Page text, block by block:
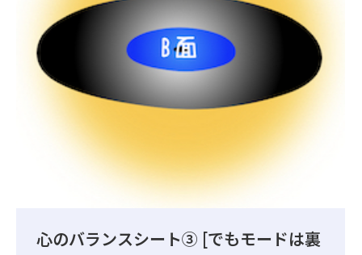
心のバランスシート③ [でもモードは裏